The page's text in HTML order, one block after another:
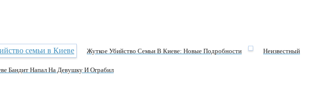
Жуткое Убийство Семьи В Киеве: Новые Подробности Неизвестный
Бандит Напал На Девушку И Ограбил